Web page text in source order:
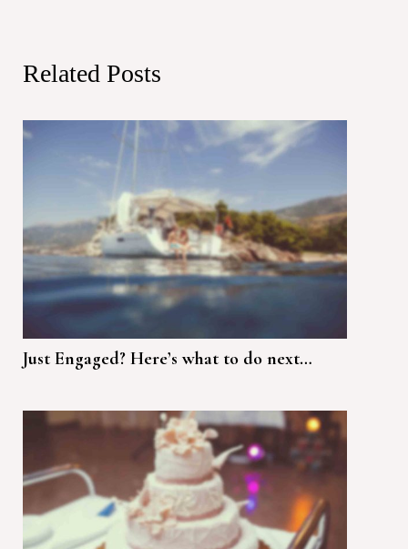
Related Posts
Just Engaged? Here’s what to do next…